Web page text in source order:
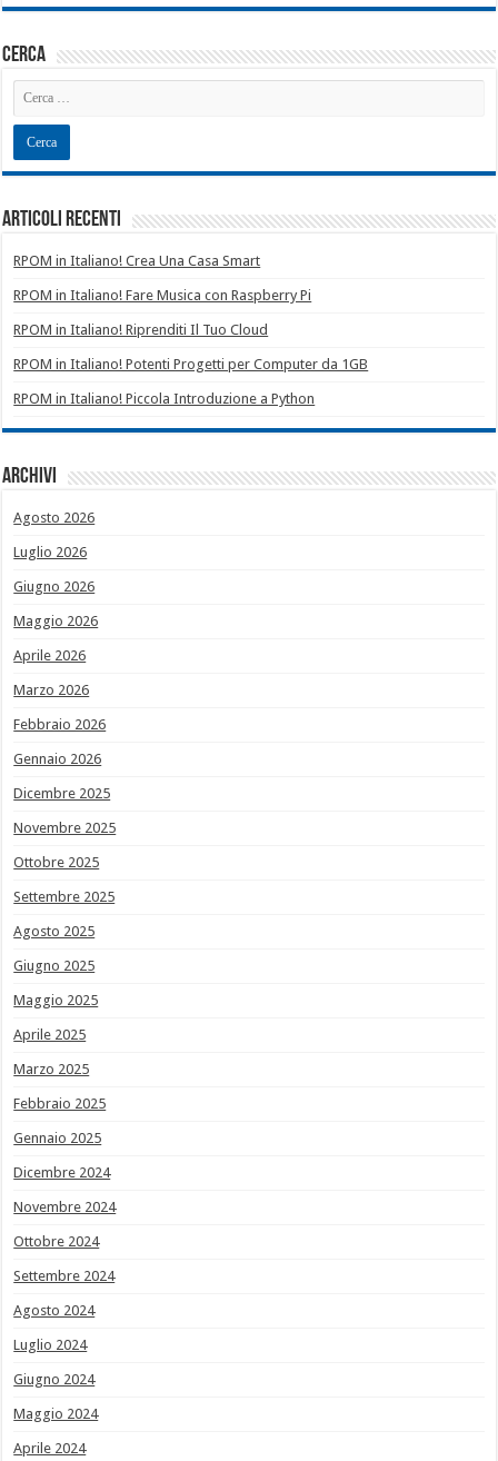
cerca
Articoli recenti
RPOM in Italiano! Crea Una Casa Smart
RPOM in Italiano! Fare Musica con Raspberry Pi
RPOM in Italiano! Riprenditi Il Tuo Cloud
RPOM in Italiano! Potenti Progetti per Computer da 1GB
RPOM in Italiano! Piccola Introduzione a Python
Archivi
Agosto 2026
Luglio 2026
Giugno 2026
Maggio 2026
Aprile 2026
Marzo 2026
Febbraio 2026
Gennaio 2026
Dicembre 2025
Novembre 2025
Ottobre 2025
Settembre 2025
Agosto 2025
Giugno 2025
Maggio 2025
Aprile 2025
Marzo 2025
Febbraio 2025
Gennaio 2025
Dicembre 2024
Novembre 2024
Ottobre 2024
Settembre 2024
Agosto 2024
Luglio 2024
Giugno 2024
Maggio 2024
Aprile 2024